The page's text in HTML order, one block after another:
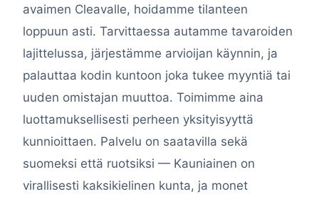
avaimen Cleavalle, hoidamme tilanteen
loppuun asti. Tarvittaessa autamme tavaroiden
lajittelussa, järjestämme arvioijan käynnin, ja
palauttaa kodin kuntoon joka tukee myyntiä tai
uuden omistajan muuttoa. Toimimme aina
luottamuksellisesti perheen yksityisyyttä
kunnioittaen. Palvelu on saatavilla sekä
suomeksi että ruotsiksi — Kauniainen on
virallisesti kaksikielinen kunta, ja monet